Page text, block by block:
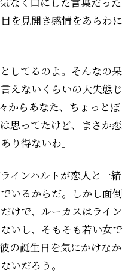
を見開き感情をあらわに
してるのよ。そんなの呆
えないくらいの大失態じ
からあなた、ちょっとぼ
思ってたけど、まさか恋
り得ないわ」
インハルトが恋人と一緒
いるからだ。しかし面倒
けで、ルーカスはライン
いし、そもそも若い女で
の誕生日を気にかけなか
いだろう。